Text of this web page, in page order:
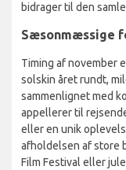
bidrager til den
Sæsonmæssige
Timing af november
solskin året rundt,
sammenlignet med
appellerer til
eller en unik
afholdelsen af store
Film Festival eller